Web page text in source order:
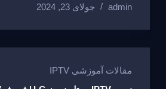
at
s
A
p
e
gr
a
m
c
e
b
admin جولای 23, 2024
مقالات آموزشی IPTV